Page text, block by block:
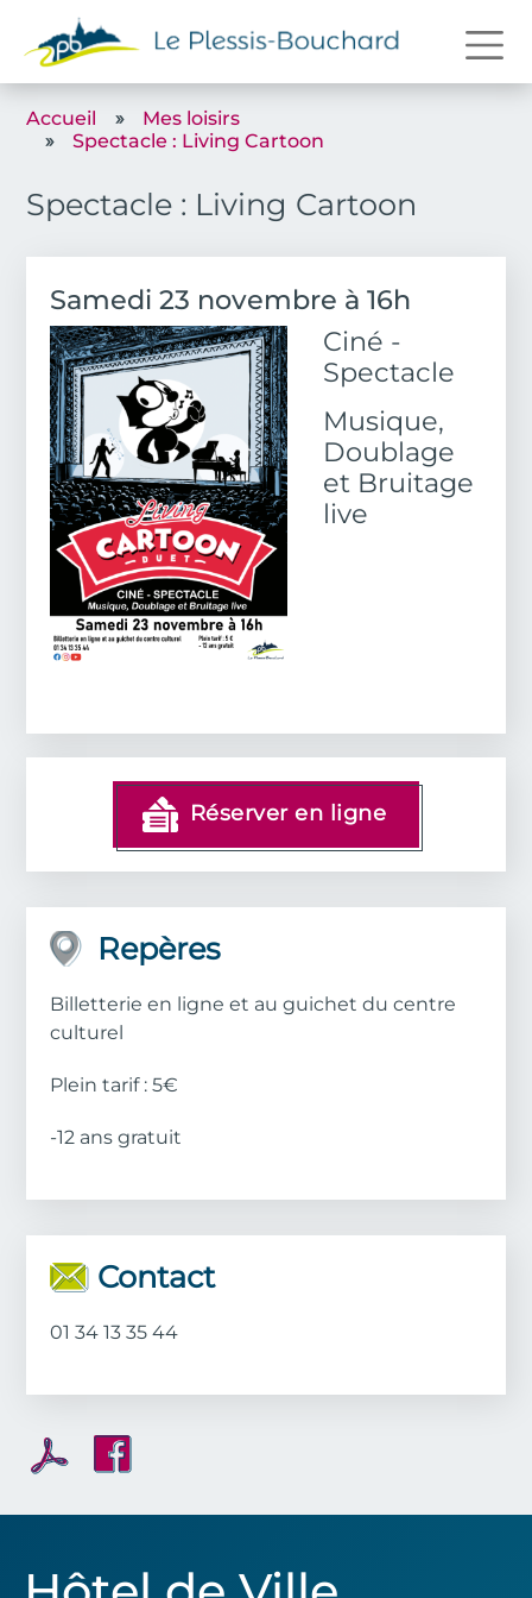
Accueil
Mes loisirs
Spectacle : Living Cartoon
Spectacle : Living Cartoon
Date de l'événement
Samedi 23 novembre à 16h
Image
Body
Ciné -
Spectacle
Musique,
Doublage
et Bruitage
live
Réserver en ligne
Repères
Billetterie en ligne et au guichet du centre
culturel
Plein tarif : 5€
-12 ans gratuit
Contact
01 34 13 35 44